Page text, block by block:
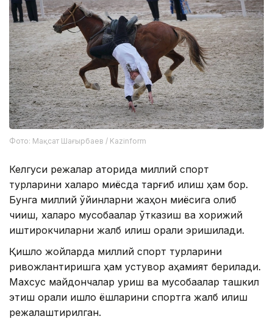
Фото: Мақсат Шағырбаев / Kazinform
Келгуси режалар қаторида миллий спорт
турларини халқаро миқёсда тарғиб қилиш ҳам бор.
Бунга миллий ўйинларни жаҳон миқёсига олиб
чиқиш, халқаро мусобақалар ўтказиш ва хорижий
иштирокчиларни жалб қилиш орқали эришилади.
Қишлоқ жойларда миллий спорт турларини
ривожлантиришга ҳам устувор аҳамият берилади.
Махсус майдончалар қуриш ва мусобақалар ташкил
этиш орқали қишлоқ ёшларини спортга жалб қилиш
режалаштирилган.